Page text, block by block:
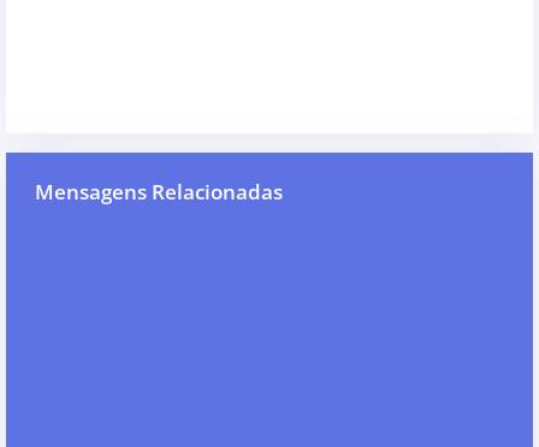
Mensagens Relacionadas